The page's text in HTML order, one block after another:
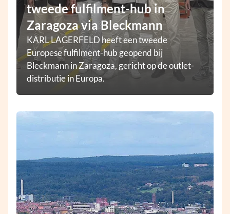
tweede fulfilment-hub in
Zaragoza via Bleckmann
KARL LAGERFELD heeft een tweede
Europese fulfilment-hub geopend bij
Bleckmann in Zaragoza, gericht op de outlet-
distributie in Europa.